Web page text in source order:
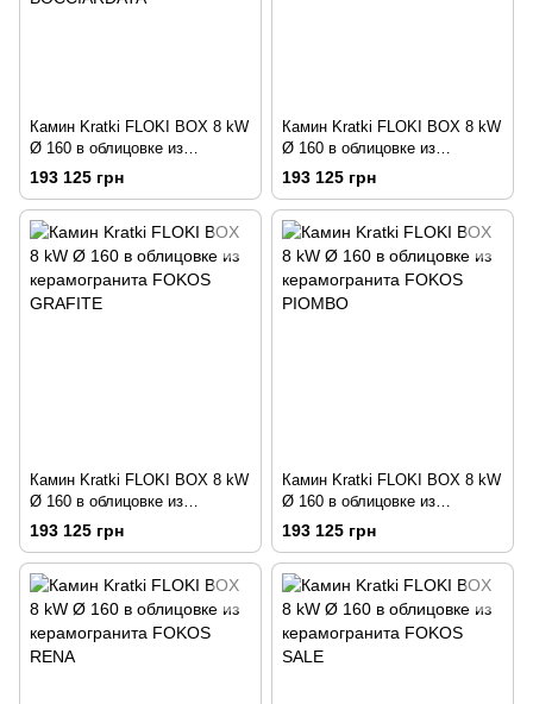
Камин Kratki FLOKI BOX 8 kW
Ø 160 в облицовке из
керамогранита ATURALI
PIETRA DI SAVOIA
ANTRANCITE BOCCIARDATA
193 125 грн
Камин Kratki FLOKI BOX 8 kW
Ø 160 в облицовке из
керамогранита CEMENTO
GRIGIO BOCCIARDATA
193 125 грн
Камин Kratki FLOKI BOX 8 kW
Ø 160 в облицовке из
керамогранита FOKOS
193 125 грн
Камин Kratki FLOKI BOX 8 kW
Ø 160 в облицовке из
керамогранита FOKOS
193 125 грн